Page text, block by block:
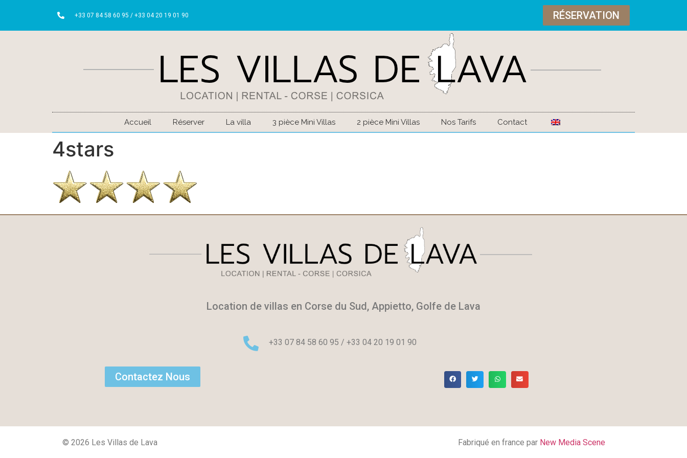
+33 07 84 58 60 95 / +33 04 20 19 01 90 RÉSERVATION
Accueil Réserver La villa 3 pièce Mini Villas 2 pièce Mini Villas Nos Tarifs Contact
4stars
Location de villas en Corse du Sud, Appietto, Golfe de Lava
+33 07 84 58 60 95 / +33 04 20 19 01 90
Contactez Nous
© 2026 Les Villas de Lava Fabriqué en france par New Media Scene